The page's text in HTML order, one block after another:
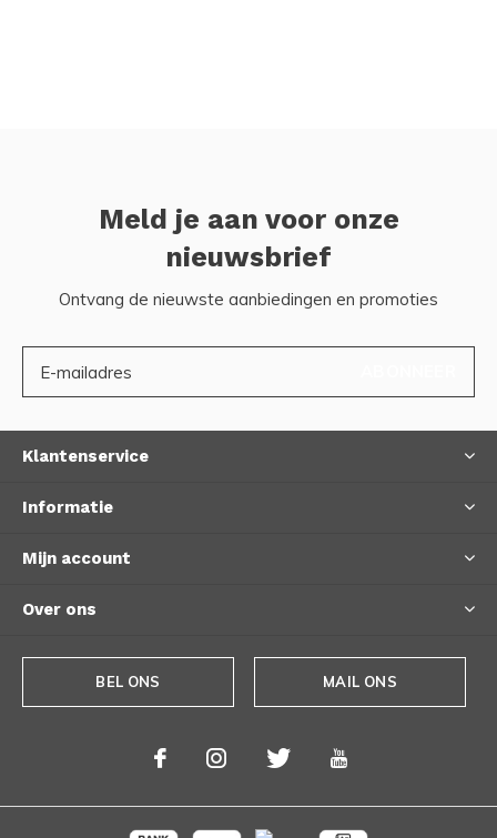
Meld je aan voor onze
nieuwsbrief
Ontvang de nieuwste aanbiedingen en promoties
Klantenservice
Informatie
Mijn account
Over ons
BEL ONS MAIL ONS